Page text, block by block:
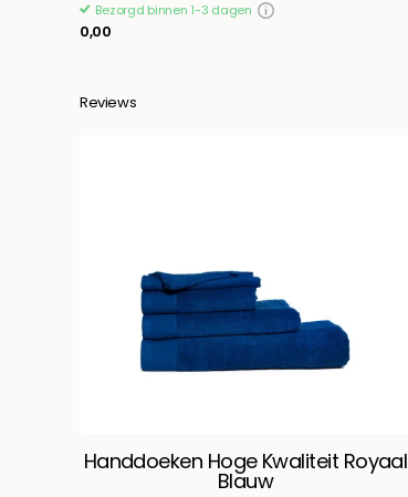
Bezorgd binnen 1-3 dagen
0,00
Reviews
Handdoeken Hoge Kwaliteit Royaal
Blauw